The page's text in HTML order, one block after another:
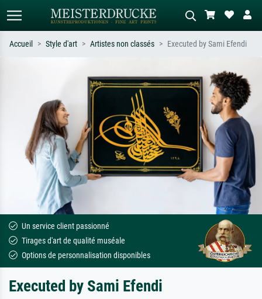
Recherchez par artiste, titre ou style –
ex. Monet, Nuit étoilée,
impressionnisme, vague de Hokusai,
nu.
Décrivez la scène – ex. prairie verte,
abstrait avec beaucoup de rouge,
tableau sombre, nu debout près d'un
Accueil Style d'art Artistes non classés Executed by Sami Efendi
Un service client passionné
Tirages d'art de qualité muséale
Options de personnalisation disponibles
Executed by Sami Efendi